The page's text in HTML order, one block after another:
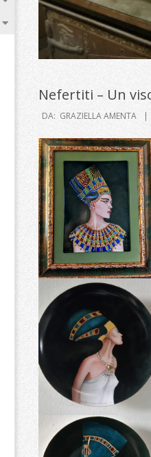
Nefertiti – Un
DA: GRAZIELLA AMENTA